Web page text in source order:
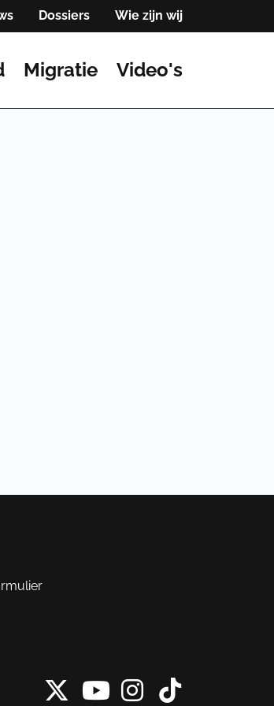
Dossiers Wie zijn wij
Migratie Video's
X vanInstagram
Tiktok